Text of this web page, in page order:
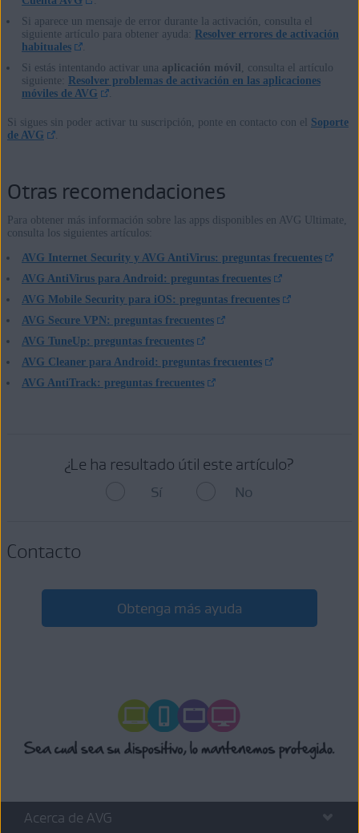
Si aparece un mensaje de error durante la activación, consulta el
siguiente artículo para obtener ayuda:
Resolver errores de activación
habituales
.
Si estás intentando activar una aplicación móvil , consulta el artículo
siguiente:
Resolver problemas de activación en las aplicaciones
móviles de AVG
.
Si sigues sin poder activar tu suscripción, ponte en contacto con el Soporte
de AVG
.
Otras recomendaciones
Para obtener más información sobre las apps disponibles en AVG Ultimate,
consulta los siguientes artículos:
AVG Internet Security y AVG AntiVirus: preguntas frecuentes
AVG AntiVirus para Android: preguntas frecuentes
AVG Mobile Security para iOS: preguntas frecuentes
AVG Secure VPN: preguntas frecuentes
AVG TuneUp: preguntas frecuentes
AVG Cleaner para Android: preguntas frecuentes
AVG AntiTrack: preguntas frecuentes
¿Le ha resultado útil este artículo?
Sí No
Contacto
Obtenga más ayuda
Acerca de AVG